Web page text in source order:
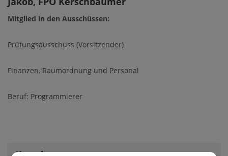
Mitglied in den Ausschüssen:
Prüfungsausschuss (Vorsitzender)
Finanzen, Raumordnung und Personal
Beruf: Programmierer